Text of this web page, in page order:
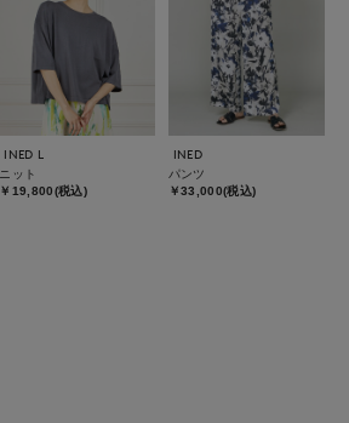
INED L
ニット
￥19,800(税込)
INED
パンツ
￥33,000(税込)